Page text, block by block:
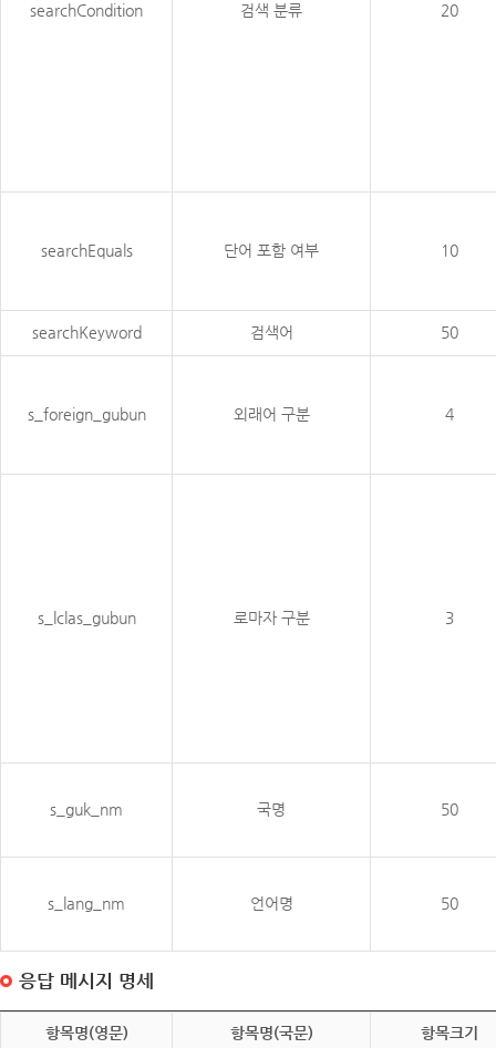
searchCondition 검색 분류 20
searchEquals 단어 포함 여부 10
searchKeyword 검색어 50
s_foreign_gubun 외래어 구분 4
s_lclas_gubun 로마자 구분 3
s_guk_nm 국명 50
s_lang_nm 언어명 50
응답 메시지 명세
항목명(영문) 항목명(국문) 항목크기